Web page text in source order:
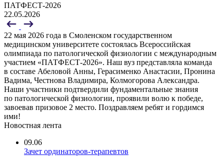
ПАТФЕСТ-2026
22.05.2026
22 мая 2026 года в Смоленском государственном
медицинском университете состоялась Всероссийская
олимпиада по патологической физиологии с международным
участием «ПАТФЕСТ-2026». Наш вуз представляла команда
в составе Абеловой Анны, Герасименко Анастасии, Пронина
Вадима, Честнова Владимира, Колмогорова Александра.
Наши участники подтвердили фундаментальные знания
по патологической физиологии, проявили волю к победе,
завоевав призовое 2 место. Поздравляем ребят и гордимся
ими!
Новостная лента
09.06
Зачет ординаторов-терапевтов